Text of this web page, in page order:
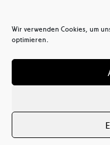
Wir verwenden Cookies, um
optimieren.
tel+ 49(0)30.47 37 39
mail@ostkreuz.de
Mein Konto
Warenkorb
Datenschutzerklärung
Haftungsausschluss